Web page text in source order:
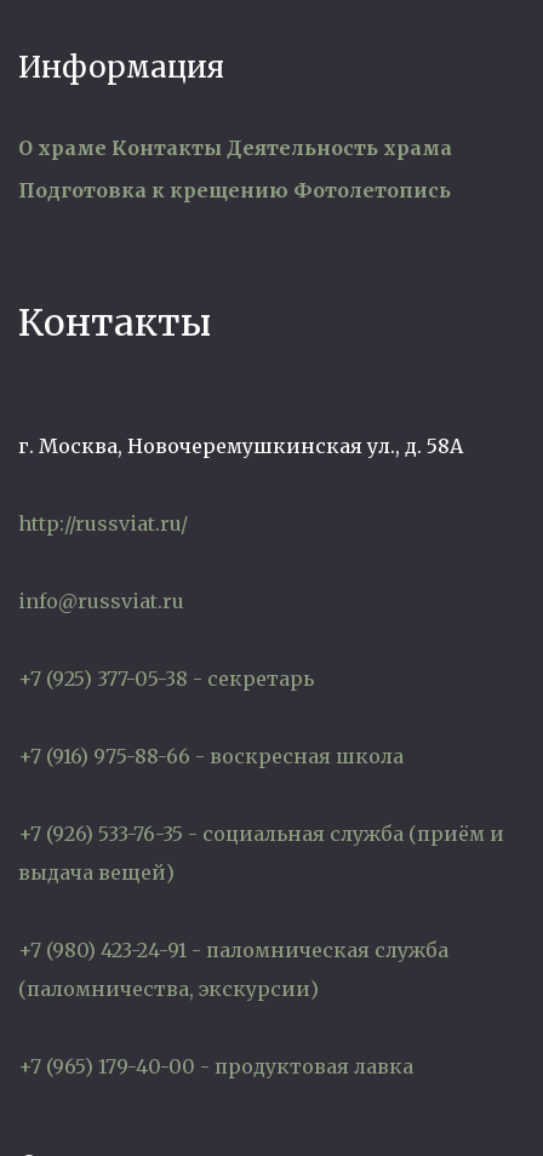
Информация
О храме Контакты Деятельность храма
Подготовка к крещению Фотолетопись
Контакты
г. Москва, Новочеремушкинская ул., д. 58А
http://russviat.ru/
info@russviat.ru
+7 (925) 377-05-38 - секретарь
+7 (916) 975-88-66 - воскресная школа
+7 (926) 533-76-35 - социальная служба (приём и
выдача вещей)
+7 (980) 423-24-91 - паломническая служба
(паломничества, экскурсии)
+7 (965) 179-40-00 - продуктовая лавка